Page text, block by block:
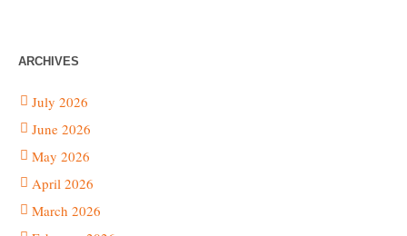
ARCHIVES
July 2026
June 2026
May 2026
April 2026
March 2026